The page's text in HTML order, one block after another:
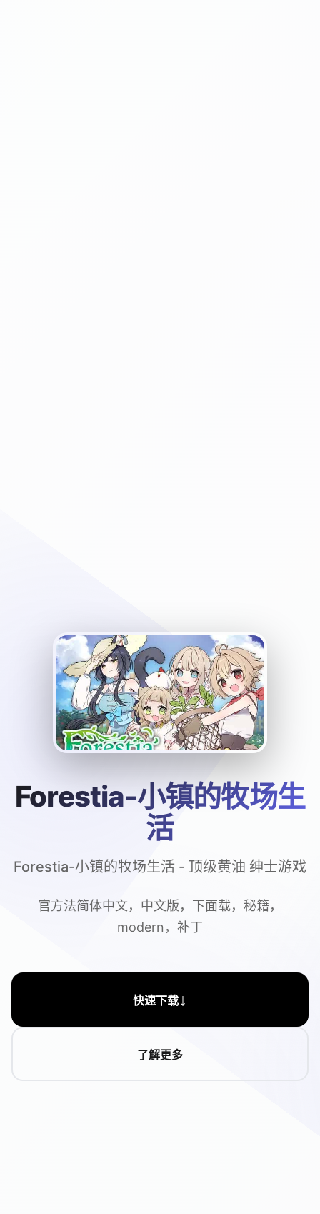
Forestia-小镇的牧场生
活
Forestia-小镇的牧场生活 - 顶级黄油 绅士游戏
官方法简体中文，中文版，下面载，秘籍，
modern，补丁
快速下载↓
了解更多